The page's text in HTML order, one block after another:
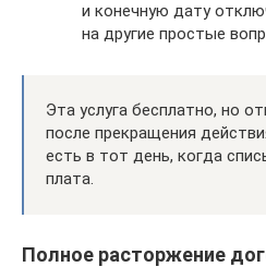
и конечную дату
на другие простые
Эта услуга бесплатно, но
после прекращения
есть в тот день, когда
плата.
Полное расторжение